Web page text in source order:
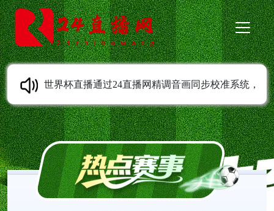
世界杯直播通过24直播网精调音画同步校准系统，
彻底解决画面与音效错位问题，赛场动作与声响实
时对齐。世界杯直播平台无插件在线传输视听信号